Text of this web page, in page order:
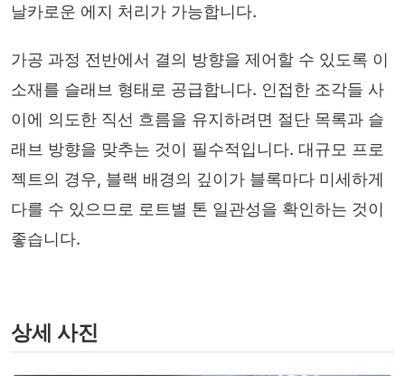
날카로운 에지 처리가 가능합니다.
가공 과정 전반에서 결의 방향을 제어할 수 있도록 이
소재를 슬래브 형태로 공급합니다. 인접한 조각들 사
이에 의도한 직선 흐름을 유지하려면 절단 목록과 슬
래브 방향을 맞추는 것이 필수적입니다. 대규모 프로
젝트의 경우, 블랙 배경의 깊이가 블록마다 미세하게
다를 수 있으므로 로트별 톤 일관성을 확인하는 것이
좋습니다.
상세 사진